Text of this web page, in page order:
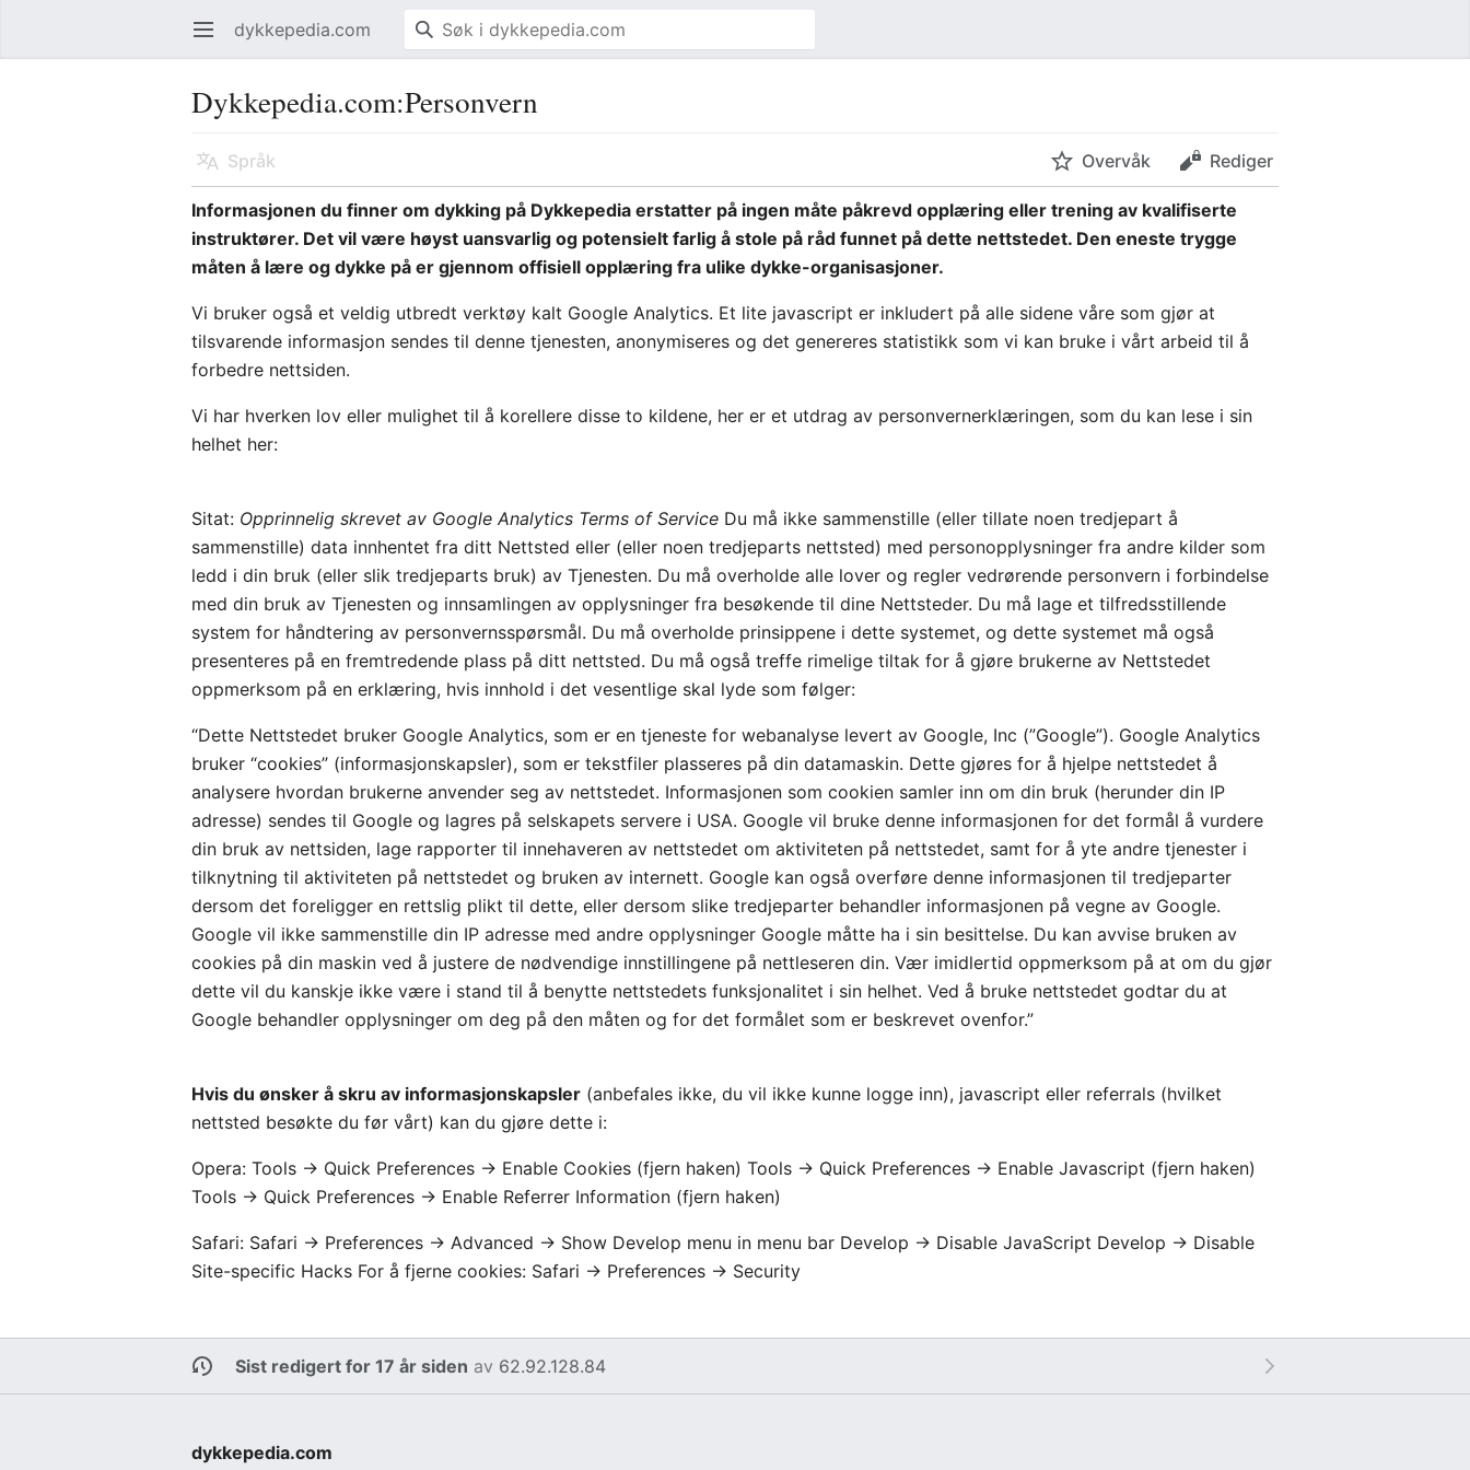
Åpne hovedmenyen dykkepedia.com
Dykkepedia.com:Personvern
Språk Overvåk Rediger
Informasjonen du finner om dykking på Dykkepedia erstatter på ingen måte påkrevd opplæring eller trening av kvalifiserte
instruktører. Det vil være høyst uansvarlig og potensielt farlig å stole på råd funnet på dette nettstedet. Den eneste trygge
måten å lære og dykke på er gjennom offisiell opplæring fra ulike dykke-organisasjoner.
Vi bruker også et veldig utbredt verktøy kalt Google Analytics. Et lite javascript er inkludert på alle sidene våre som gjør at
tilsvarende informasjon sendes til denne tjenesten, anonymiseres og det genereres statistikk som vi kan bruke i vårt arbeid til å
forbedre nettsiden.
Vi har hverken lov eller mulighet til å korellere disse to kildene, her er et utdrag av personvernerklæringen, som du kan lese i sin
helhet her:
Sitat: Opprinnelig skrevet av Google Analytics Terms of Service Du må ikke sammenstille (eller tillate noen tredjepart å
sammenstille) data innhentet fra ditt Nettsted eller (eller noen tredjeparts nettsted) med personopplysninger fra andre kilder som
ledd i din bruk (eller slik tredjeparts bruk) av Tjenesten. Du må overholde alle lover og regler vedrørende personvern i forbindelse
med din bruk av Tjenesten og innsamlingen av opplysninger fra besøkende til dine Nettsteder. Du må lage et tilfredsstillende
system for håndtering av personvernsspørsmål. Du må overholde prinsippene i dette systemet, og dette systemet må også
presenteres på en fremtredende plass på ditt nettsted. Du må også treffe rimelige tiltak for å gjøre brukerne av Nettstedet
oppmerksom på en erklæring, hvis innhold i det vesentlige skal lyde som følger:
“Dette Nettstedet bruker Google Analytics, som er en tjeneste for webanalyse levert av Google, Inc (”Google”). Google Analytics
bruker “cookies” (informasjonskapsler), som er tekstfiler plasseres på din datamaskin. Dette gjøres for å hjelpe nettstedet å
analysere hvordan brukerne anvender seg av nettstedet. Informasjonen som cookien samler inn om din bruk (herunder din IP
adresse) sendes til Google og lagres på selskapets servere i USA. Google vil bruke denne informasjonen for det formål å vurdere
din bruk av nettsiden, lage rapporter til innehaveren av nettstedet om aktiviteten på nettstedet, samt for å yte andre tjenester i
tilknytning til aktiviteten på nettstedet og bruken av internett. Google kan også overføre denne informasjonen til tredjeparter
dersom det foreligger en rettslig plikt til dette, eller dersom slike tredjeparter behandler informasjonen på vegne av Google.
Google vil ikke sammenstille din IP adresse med andre opplysninger Google måtte ha i sin besittelse. Du kan avvise bruken av
cookies på din maskin ved å justere de nødvendige innstillingene på nettleseren din. Vær imidlertid oppmerksom på at om du gjør
dette vil du kanskje ikke være i stand til å benytte nettstedets funksjonalitet i sin helhet. Ved å bruke nettstedet godtar du at
Google behandler opplysninger om deg på den måten og for det formålet som er beskrevet ovenfor.”
Hvis du ønsker å skru av informasjonskapsler (anbefales ikke, du vil ikke kunne logge inn), javascript eller referrals (hvilket
nettsted besøkte du før vårt) kan du gjøre dette i:
Opera: Tools -> Quick Preferences -> Enable Cookies (fjern haken) Tools -> Quick Preferences -> Enable Javascript (fjern haken)
Tools -> Quick Preferences -> Enable Referrer Information (fjern haken)
Safari: Safari -> Preferences -> Advanced -> Show Develop menu in menu bar Develop -> Disable JavaScript Develop -> Disable
Site-specific Hacks For å fjerne cookies: Safari -> Preferences -> Security
Sist redigert for 17 år siden av 62.92.128.84
dykkepedia.com